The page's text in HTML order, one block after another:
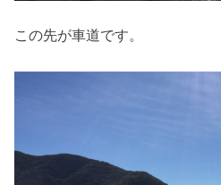
この先が車道です。